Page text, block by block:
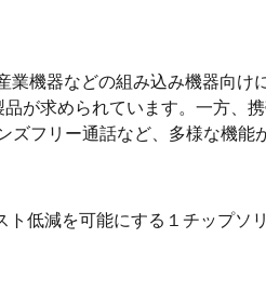
機器などの組み込み機器向
が求められています。一方、
フリー通話など、多様な機
低減を可能にする１チップソ